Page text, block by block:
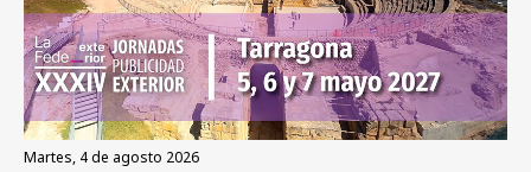
martes, 4 de agosto 2026